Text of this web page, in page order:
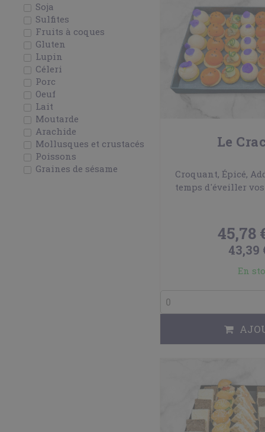
Soja
Sulfites
Fruits à coques
Gluten
Lupin
Céleri
Porc
Oeuf
Lait
Moutarde
Arachide
Mollusques et crustacés
Poissons
Graines de sésame
Le
Croquant, Épicé,
temps d'éveiller
45,78
43,39
En